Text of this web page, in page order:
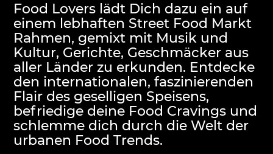
Food Lovers lädt Dich dazu ein auf
einem lebhaften Street Food Markt
Rahmen, gemixt mit Musik und
Kultur, Gerichte, Geschmäcker aus
aller Länder zu erkunden. Entdecke
den internationalen, faszinierenden
Flair des geselligen Speisens,
befriedige deine Food Cravings und
schlemme dich durch die Welt der
urbanen Food Trends.